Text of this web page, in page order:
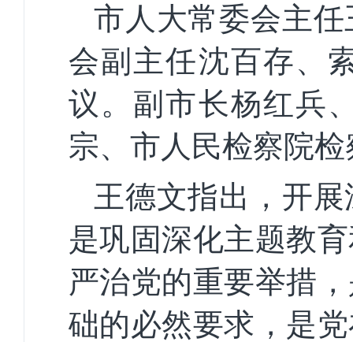
市人大常委会主
会副主任沈百存、
议。副市长杨红兵
宗、市人民检察院
王德文指出，开
是巩固深化主题教
严治党的重要举措
础的必然要求，是